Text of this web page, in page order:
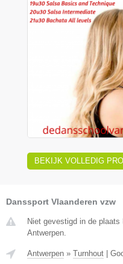
BEKIJK VOLLEDIG
Danssport Vlaanderen vzw
Niet gevestigd in de
Antwerpen.
Antwerpen » Turnhout